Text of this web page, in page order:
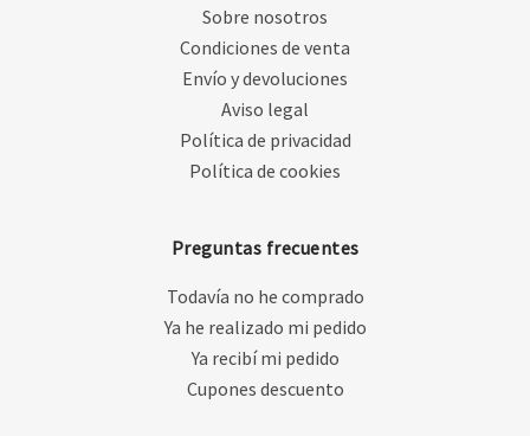
Sobre nosotros
Condiciones de venta
Envío y devoluciones
Aviso legal
Política de privacidad
Política de cookies
Preguntas frecuentes
Todavía no he comprado
Ya he realizado mi pedido
Ya recibí mi pedido
Cupones descuento